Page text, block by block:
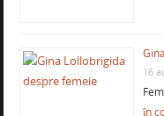
16
în